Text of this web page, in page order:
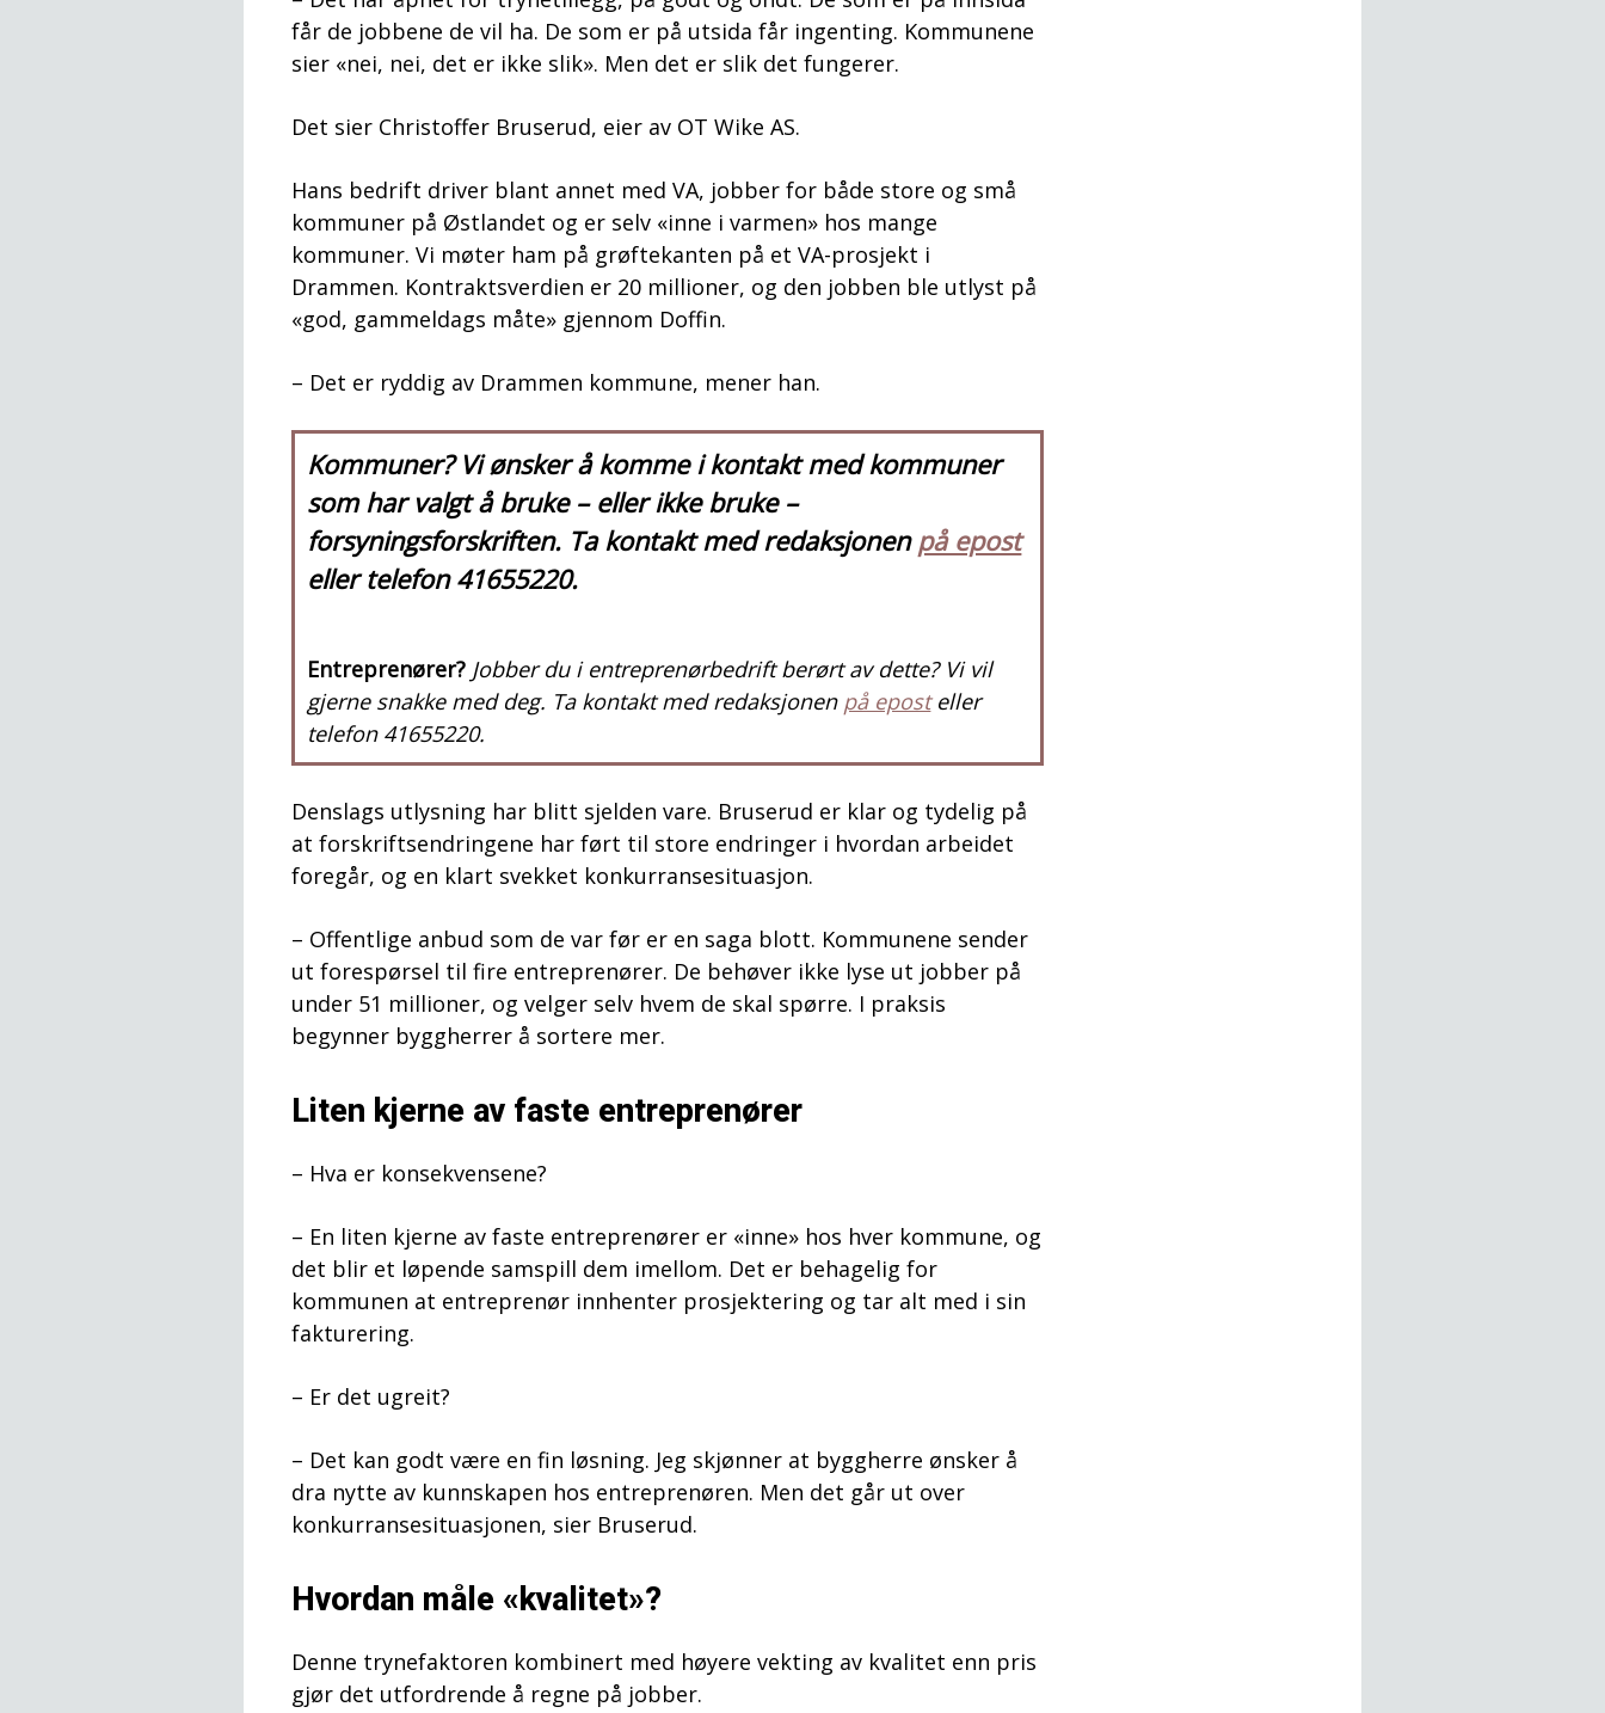
får de jobbene de vil ha. De som er på utsida får ingenting. Kommunene
sier «nei, nei, det er ikke slik». Men det er slik det fungerer.
Det sier Christoffer Bruserud, eier av OT Wike AS.
Hans bedrift driver blant annet med VA, jobber for både store og små
kommuner på Østlandet og er selv «inne i varmen» hos mange
kommuner. Vi møter ham på grøftekanten på et VA-prosjekt i
Drammen. Kontraktsverdien er 20 millioner, og den jobben ble utlyst på
«god, gammeldags måte» gjennom Doffin.
– Det er ryddig av Drammen kommune, mener han.
Kommuner?Vi ønsker å komme i kontakt med kommuner
som har valgt å bruke – eller ikke bruke –
forsyningsforskriften. Ta kontakt med redaksjonenpå epost
eller telefon 41655220.
Entreprenører? Jobber du i entreprenørbedrift berørt av dette? Vi vil
gjerne snakke med deg. Ta kontakt med redaksjonen på eposteller
telefon 41655220.
Denslags utlysning har blitt sjelden vare. Bruserud er klar og tydelig på
at forskriftsendringene har ført til store endringer i hvordan arbeidet
foregår, og en klart svekket konkurransesituasjon.
– Offentlige anbud som de var før er en saga blott. Kommunene sender
ut forespørsel til fire entreprenører. De behøver ikke lyse ut jobber på
under 51 millioner, og velger selv hvem de skal spørre. I praksis
begynner byggherrer å sortere mer.
Liten kjerne av faste entreprenører
– Hva er konsekvensene?
– En liten kjerne av faste entreprenører er «inne» hos hver kommune, og
det blir et løpende samspill dem imellom. Det er behagelig for
kommunen at entreprenør innhenter prosjektering og tar alt med i sin
fakturering.
– Er det ugreit?
– Det kan godt være en fin løsning. Jeg skjønner at byggherre ønsker å
dra nytte av kunnskapen hos entreprenøren. Men det går ut over
konkurransesituasjonen, sier Bruserud.
Hvordan måle «kvalitet»?
Denne trynefaktoren kombinert med høyere vekting av kvalitet enn pris
gjør det utfordrende å regne på jobber.